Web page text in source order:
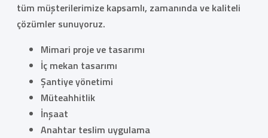
tüm müşterilerimize kapsamlı, zamanında ve kaliteli
çözümler sunuyoruz.
Mimari proje ve tasarımı
İç mekan tasarımı
Şantiye yönetimi
Müteahhitlik
İnşaat
Anahtar teslim uygulama